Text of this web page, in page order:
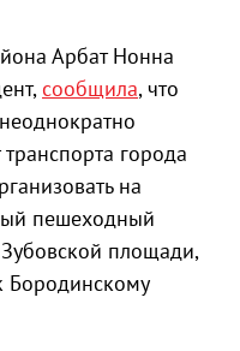
Арбат Нонна
сообщила, что
города
на
пешеходный
площади,
Бородинскому